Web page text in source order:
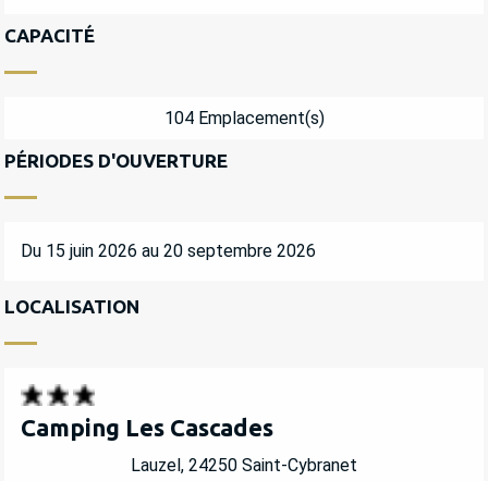
CAPACITÉ
104 Emplacement(s)
PÉRIODES D'OUVERTURE
Du 15 juin 2026 au 20 septembre 2026
LOCALISATION
Camping Les Cascades
Lauzel, 24250 Saint-Cybranet